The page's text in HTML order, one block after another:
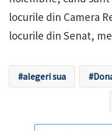
locurile din Camera
locurile din Senat,
alegeri sua